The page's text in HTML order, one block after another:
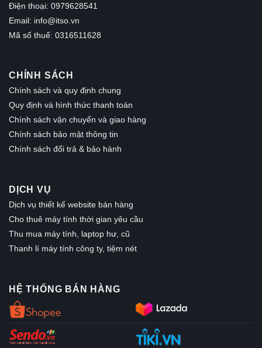
Điện thoại: 0979628541
Email: info@itso.vn
Mã số thuế: 0316511628
CHÍNH SÁCH
Chính sách và quy định chung
Quy định và hình thức thanh toán
Chính sách vận chuyển và giao hàng
Chính sách bảo mật thông tin
Chính sách đổi trả & bảo hành
DỊCH VỤ
Dịch vụ thiết kế website bán hàng
Cho thuê máy tính thời gian yêu cầu
Thu mua máy tính, laptop hư, cũ
Thanh lí máy tính công ty, tiệm nét
HỆ THỐNG BÁN HÀNG